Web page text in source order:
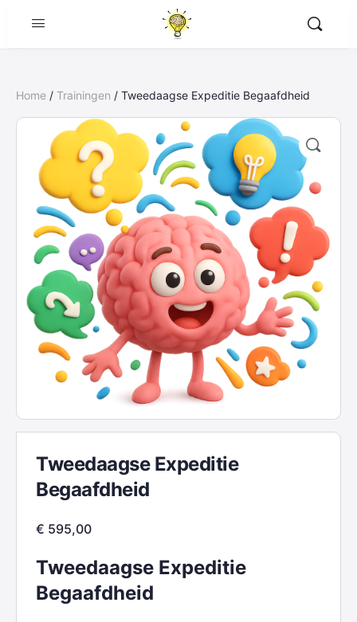
Home / Trainingen / Tweedaagse Expeditie Begaafdheid
Tweedaagse Expeditie
Begaafdheid
€ 595,00
Tweedaagse Expeditie
Begaafdheid